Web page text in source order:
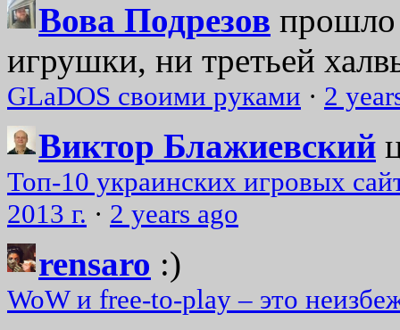
Вова Подрезов прошло
игрушки, ни третьей
GLaDOS своими руками · 2
Виктор Блажиевский
Топ-10 украинских игровых
2013 г. · 2 years ago
rensaro :)
WoW и free-to-play – это